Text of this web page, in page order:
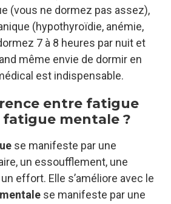
(vous ne dormez pas assez),
(hypothyroïdie, anémie,
7 à 8 heures par nuit et
même envie de dormir en
est indispensable.
entre fatigue
mentale ?
se manifeste par une
un essoufflement, une
effort. Elle s’améliore avec le
se manifeste par une